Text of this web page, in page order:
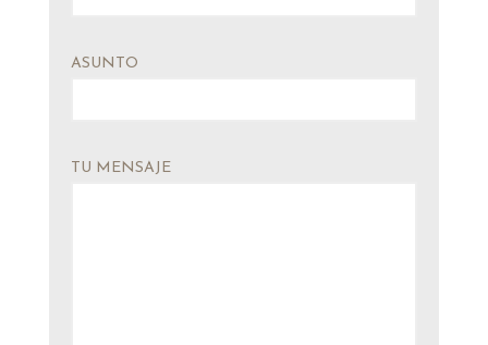
ASUNTO
TU MENSAJE